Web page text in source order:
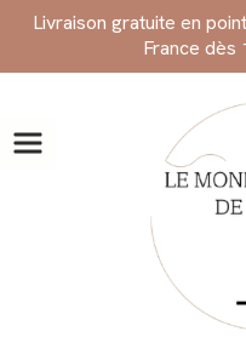
Livraison gratuite en
France dès